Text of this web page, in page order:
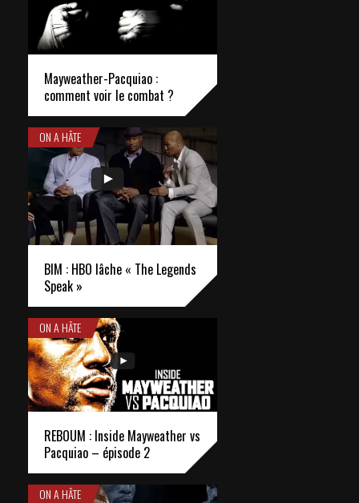
Mayweather-Pacquiao :
comment voir le combat ?
ON A HÂTE
BIM : HBO lâche « The Legends
Speak »
ON A HÂTE
REBOUM : Inside Mayweather vs
Pacquiao – épisode 2
ON A HÂTE